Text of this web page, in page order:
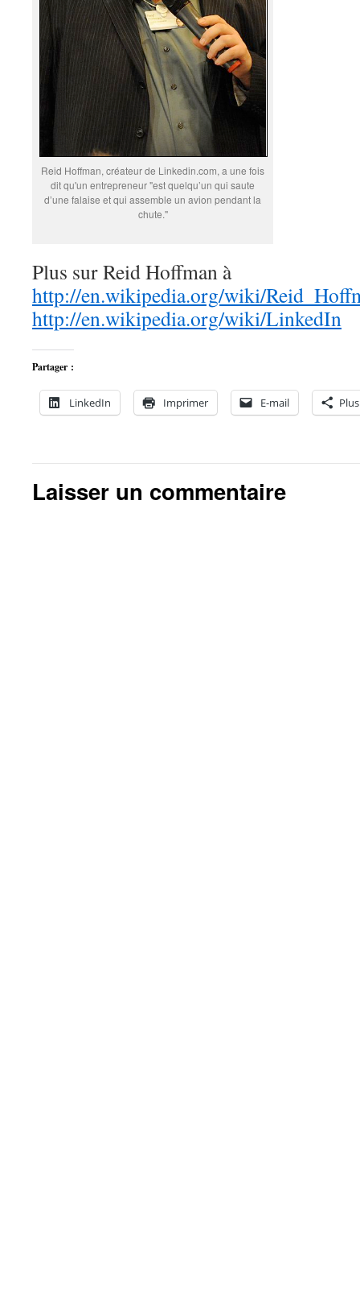
Reid Hoffman, créateur de Linkedin.com, a une fois
dit qu'un entrepreneur "est quelqu’un qui saute
d’une falaise et qui assemble un avion pendant la
chute."
Plus sur Reid Hoffman à
http://en.wikipedia.org/wiki/
http://en.wikipedia.org/wiki/LinkedIn
Partager :
LinkedIn Imprimer E-mail Plus
Laisser un commentaire